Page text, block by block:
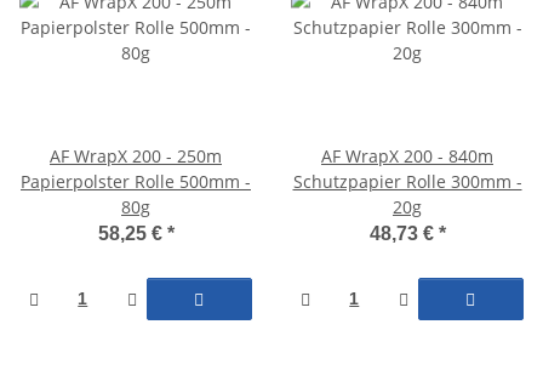
AF WrapX 200 - 250m
Papierpolster Rolle 500mm -
80g
58,25 € *
AF WrapX 200 - 840m
Schutzpapier Rolle 300mm -
20g
48,73 € *